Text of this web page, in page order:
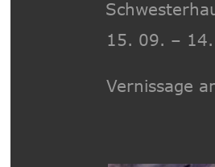
15. 09. –
Vernissage